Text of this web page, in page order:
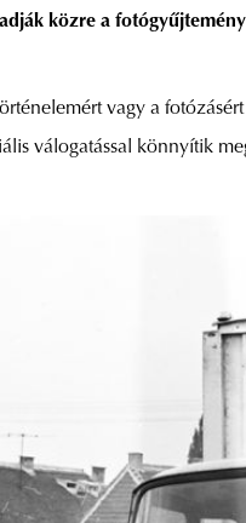
közre a
vagy a
válogatással könnyítik